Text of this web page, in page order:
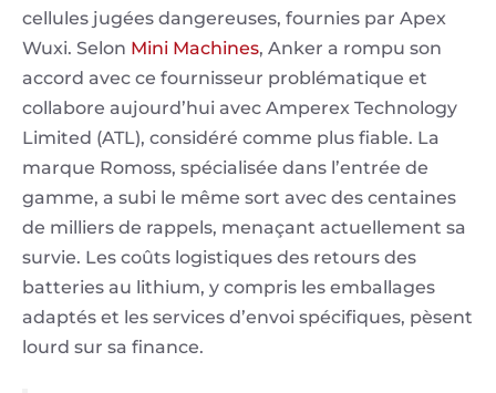
cellules jugées dangereuses, fournies par Apex
Wuxi. Selon Mini Machines, Anker a rompu son
accord avec ce fournisseur problématique et
collabore aujourd’hui avec Amperex Technology
Limited (ATL), considéré comme plus fiable. La
marque Romoss, spécialisée dans l’entrée de
gamme, a subi le même sort avec des centaines
de milliers de rappels, menaçant actuellement sa
survie. Les coûts logistiques des retours des
batteries au lithium, y compris les emballages
adaptés et les services d’envoi spécifiques, pèsent
lourd sur sa finance.